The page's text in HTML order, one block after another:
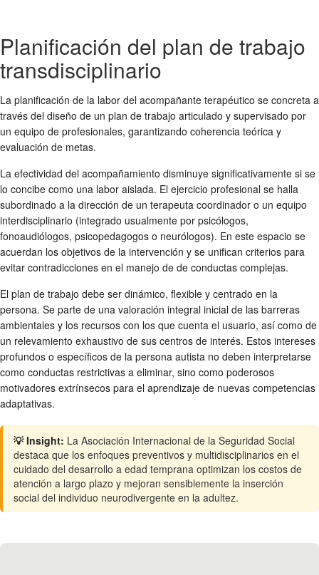
Planificación del plan de trabajo
transdisciplinario
La planificación de la labor del acompañante terapéutico se concreta a
través del diseño de un plan de trabajo articulado y supervisado por
un equipo de profesionales, garantizando coherencia teórica y
evaluación de metas.
La efectividad del acompañamiento disminuye significativamente si se
lo concibe como una labor aislada. El ejercicio profesional se halla
subordinado a la dirección de un terapeuta coordinador o un equipo
interdisciplinario (integrado usualmente por psicólogos,
fonoaudiólogos, psicopedagogos o neurólogos). En este espacio se
acuerdan los objetivos de la intervención y se unifican criterios para
evitar contradicciones en el manejo de de conductas complejas.
El plan de trabajo debe ser dinámico, flexible y centrado en la
persona. Se parte de una valoración integral inicial de las barreras
ambientales y los recursos con los que cuenta el usuario, así como de
un relevamiento exhaustivo de sus centros de interés. Estos intereses
profundos o específicos de la persona autista no deben interpretarse
como conductas restrictivas a eliminar, sino como poderosos
motivadores extrínsecos para el aprendizaje de nuevas competencias
adaptativas.
💡 Insight: La Asociación Internacional de la Seguridad Social
destaca que los enfoques preventivos y multidisciplinarios en el
cuidado del desarrollo a edad temprana optimizan los costos de
atención a largo plazo y mejoran sensiblemente la inserción
social del individuo neurodivergente en la adultez.